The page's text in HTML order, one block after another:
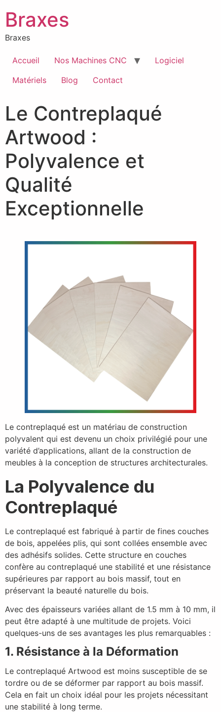
Braxes
Braxes
Accueil Nos Machines CNC
Logiciel
Matériels
Blog Contact
Le Contreplaqué
Artwood :
Polyvalence et
Qualité
Exceptionnelle
Le contreplaqué est un matériau de construction
polyvalent qui est devenu un choix privilégié pour une
variété d’applications, allant de la construction de
meubles à la conception de structures architecturales.
La Polyvalence du
Contreplaqué
Le contreplaqué est fabriqué à partir de fines couches
de bois, appelées plis, qui sont collées ensemble avec
des adhésifs solides. Cette structure en couches
confère au contreplaqué une stabilité et une résistance
supérieures par rapport au bois massif, tout en
préservant la beauté naturelle du bois.
Avec des épaisseurs variées allant de 1.5 mm à 10 mm, il
peut être adapté à une multitude de projets. Voici
quelques-uns de ses avantages les plus remarquables :
1. Résistance à la Déformation
Le contreplaqué Artwood est moins susceptible de se
tordre ou de se déformer par rapport au bois massif.
Cela en fait un choix idéal pour les projets nécessitant
une stabilité à long terme.